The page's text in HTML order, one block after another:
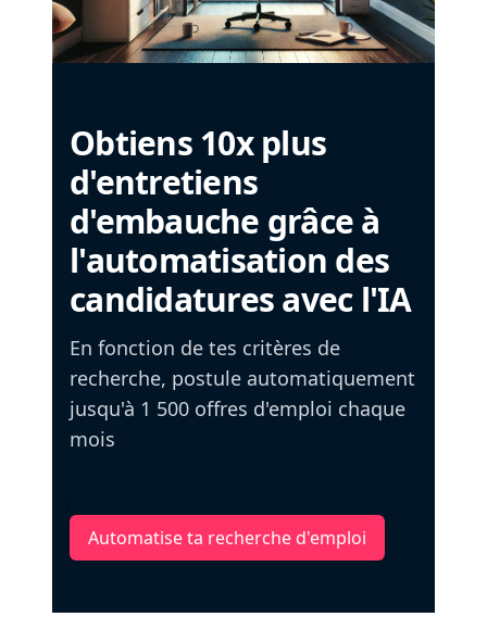
Obtiens 10x plus
d'entretiens
d'embauche grâce à
l'automatisation des
candidatures avec l'IA
En fonction de tes critères de
recherche, postule automatiquement
jusqu'à 1 500 offres d'emploi chaque
mois
Automatise ta recherche d'emploi